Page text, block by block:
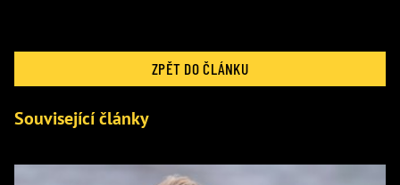
ZPĚT DO ČLÁNKU
Související články